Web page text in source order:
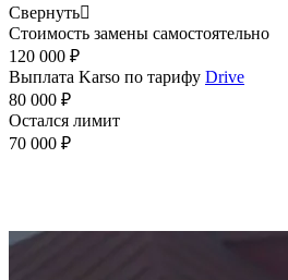
Свернуть
Стоимость замены самостоятельно
120 000 ₽
Выплата Karso по тарифу Drive
80 000 ₽
Остался лимит
70 000 ₽